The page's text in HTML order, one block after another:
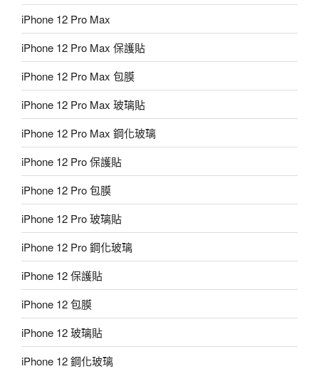
iPhone 12 Pro Max
iPhone 12 Pro Max 保護貼
iPhone 12 Pro Max 包膜
iPhone 12 Pro Max 玻璃貼
iPhone 12 Pro Max 鋼化玻璃
iPhone 12 Pro 保護貼
iPhone 12 Pro 包膜
iPhone 12 Pro 玻璃貼
iPhone 12 Pro 鋼化玻璃
iPhone 12 保護貼
iPhone 12 包膜
iPhone 12 玻璃貼
iPhone 12 鋼化玻璃